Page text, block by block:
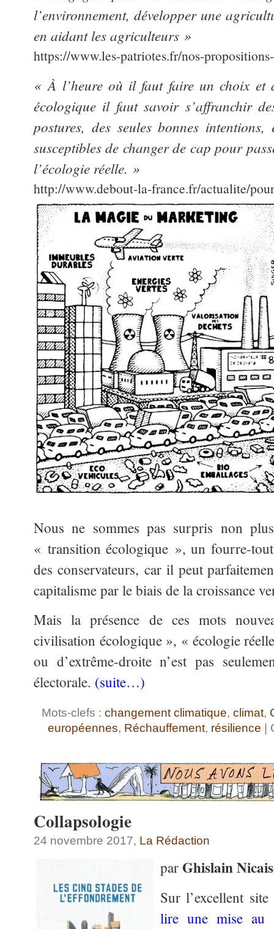
l’environnement, développer une
en aidant les agriculteurs »
https://www.les-patriotes.fr/nos-
« À l’heure où il faut faire un choix et
écologique il faut savoir s’affranchir
postures, des seules bonnes
susceptibles de changer de cap pour
l’écologie réelle. »
http://www.debout-la-france.fr/actualite/
Nous ne sommes pas surpris non
« transition écologique », un fourre-
des conservateurs, car il peut
capitalisme par le biais de la croissance
Mais la présence de ces mots
civilisation écologique », « écologie
ou d’extrême-droite n’est pas
électorale. (suite…)
Mots-clefs : changement climatique, climat,
européennes, Réchauffement, résilience |
Collapsologie
24 novembre 2017, La Rédaction
parGhislain
Sur l’excellent site
lire une mise au